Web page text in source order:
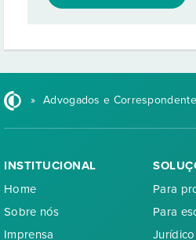
» Advogados e
INSTITUCIONAL
Home
Sobre nós
Imprensa
Para
Para